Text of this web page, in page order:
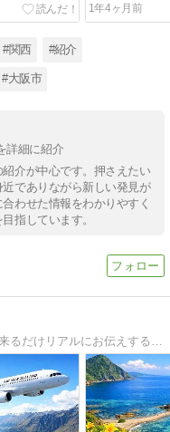
1年4ヶ月前
#関西 #紹介
#大阪市
詳細に紹介
介が中心です。押さえたい
でありながら新しい発見が
わせた情報をわかりやすく
指しています。
このサイトでは、それぞれの旅を出来るだけリアルにお伝えすることで、旅本来の楽しさを疑似体験して頂けるような、そんな記事を出していければと思います。